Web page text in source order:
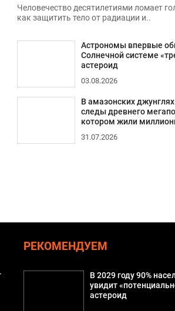
Человечество десятилетиями ломает
как защитить тело от радиации и..
Астрономы впервые
Солнечной системе
астероид
03.08.2026
В амазонских
следы древнего
котором жили
31.07.2026
РЕКОМЕНДУЕМ
В 2029 году 90%
увидит
астероид